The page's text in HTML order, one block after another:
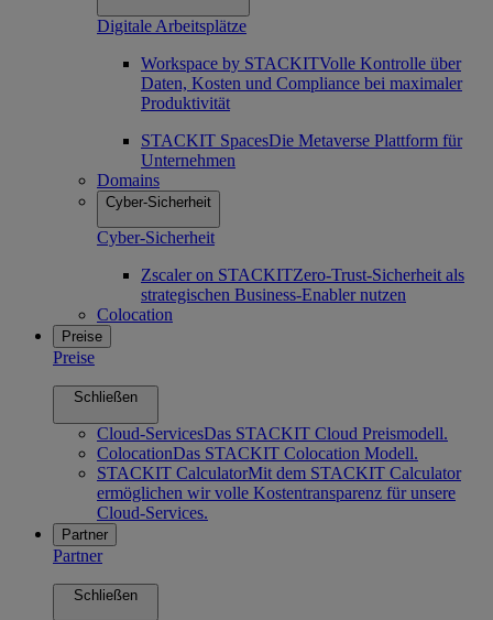
Digitale Arbeitsplätze
Workspace by STACKITVolle Kontrolle über
Daten, Kosten und Compliance bei maximaler
Produktivität
STACKIT SpacesDie Metaverse Plattform für
Unternehmen
Domains
Cyber-Sicherheit
Cyber-Sicherheit
Zscaler on STACKITZero-Trust-Sicherheit als
strategischen Business-Enabler nutzen
Colocation
Preise
Preise
Schließen
Cloud-ServicesDas STACKIT Cloud Preismodell.
ColocationDas STACKIT Colocation Modell.
STACKIT CalculatorMit dem STACKIT Calculator
ermöglichen wir volle Kostentransparenz für unsere
Cloud-Services.
Partner
Partner
Schließen